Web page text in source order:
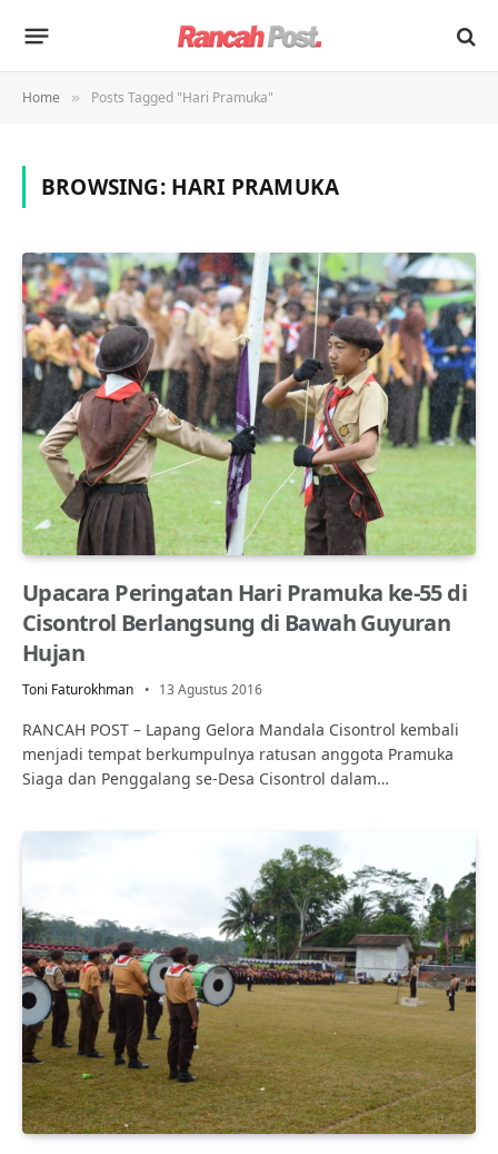
Home » Posts Tagged "Hari Pramuka"
BROWSING: HARI PRAMUKA
Upacara Peringatan Hari Pramuka ke-55 di
Cisontrol Berlangsung di Bawah Guyuran
Hujan
Toni Faturokhman 13 Agustus 2016
RANCAH POST – Lapang Gelora Mandala Cisontrol kembali
menjadi tempat berkumpulnya ratusan anggota Pramuka
Siaga dan Penggalang se-Desa Cisontrol dalam…